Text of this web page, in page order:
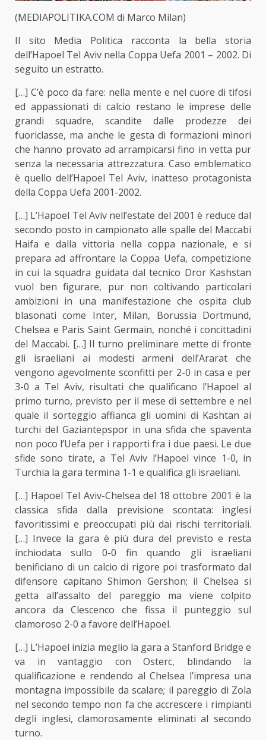
(MEDIAPOLITIKA.COM di Marco Milan)
Il sito Media Politica racconta la bella storia
dell’Hapoel Tel Aviv nella Coppa Uefa 2001 – 2002. Di
seguito un estratto.
[…] C’è poco da fare: nella mente e nel cuore di tifosi
ed appassionati di calcio restano le imprese delle
grandi squadre, scandite dalle prodezze dei
fuoriclasse, ma anche le gesta di formazioni minori
che hanno provato ad arrampicarsi fino in vetta pur
senza la necessaria attrezzatura. Caso emblematico
è quello dell’Hapoel Tel Aviv, inatteso protagonista
della Coppa Uefa 2001-2002.
[…] L’Hapoel Tel Aviv nell’estate del 2001 è reduce dal
secondo posto in campionato alle spalle del Maccabi
Haifa e dalla vittoria nella coppa nazionale, e si
prepara ad affrontare la Coppa Uefa, competizione
in cui la squadra guidata dal tecnico Dror Kashstan
vuol ben figurare, pur non coltivando particolari
ambizioni in una manifestazione che ospita club
blasonati come Inter, Milan, Borussia Dortmund,
Chelsea e Paris Saint Germain, nonché i concittadini
del Maccabi. […] Il turno preliminare mette di fronte
gli israeliani ai modesti armeni dell’Ararat che
vengono agevolmente sconfitti per 2-0 in casa e per
3-0 a Tel Aviv, risultati che qualificano l’Hapoel al
primo turno, previsto per il mese di settembre e nel
quale il sorteggio affianca gli uomini di Kashtan ai
turchi del Gaziantepspor in una sfida che spaventa
non poco l’Uefa per i rapporti fra i due paesi. Le due
sfide sono tirate, a Tel Aviv l’Hapoel vince 1-0, in
Turchia la gara termina 1-1 e qualifica gli israeliani.
[…] Hapoel Tel Aviv-Chelsea del 18 ottobre 2001 è la
classica sfida dalla previsione scontata: inglesi
favoritissimi e preoccupati più dai rischi territoriali.
[…] Invece la gara è più dura del previsto e resta
inchiodata sullo 0-0 fin quando gli israeliani
benificiano di un calcio di rigore poi trasformato dal
difensore capitano Shimon Gershon; il Chelsea si
getta all’assalto del pareggio ma viene colpito
ancora da Clescenco che fissa il punteggio sul
clamoroso 2-0 a favore dell’Hapoel.
[…] L’Hapoel inizia meglio la gara a Stanford Bridge e
va in vantaggio con Osterc, blindando la
qualificazione e rendendo al Chelsea l’impresa una
montagna impossibile da scalare; il pareggio di Zola
nel secondo tempo non fa che accrescere i rimpianti
degli inglesi, clamorosamente eliminati al secondo
turno.